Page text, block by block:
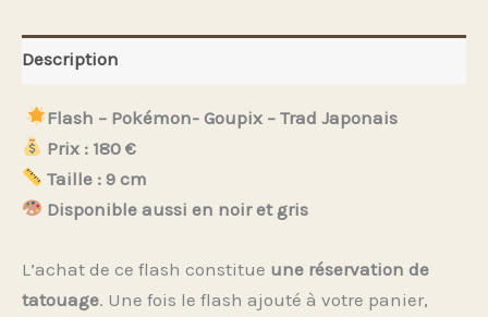
Description
Flash – Pokémon- Goupix – Trad Japonais
Prix : 180 €
Taille : 9 cm
Disponible aussi en noir et gris
L’achat de ce flash constitue une réservation de
tatouage. Une fois le flash ajouté à votre panier,